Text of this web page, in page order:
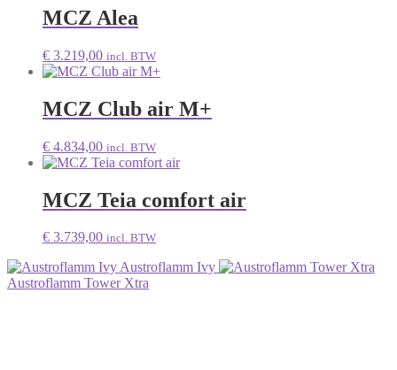
MCZ Alea
€ 3.219,00 incl. BTW
MCZ Club air M+
€ 4.834,00 incl. BTW
MCZ Teia comfort air
€ 3.739,00 incl. BTW
Austroflamm Ivy
Austroflamm Tower Xtra